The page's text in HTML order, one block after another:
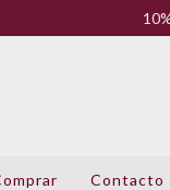
Contacto